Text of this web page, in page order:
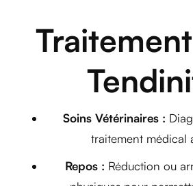
Soins Vétérinaires :
traitement médical
Repos : Réduction ou